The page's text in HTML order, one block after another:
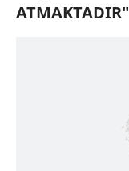
ATMAKTADIR"